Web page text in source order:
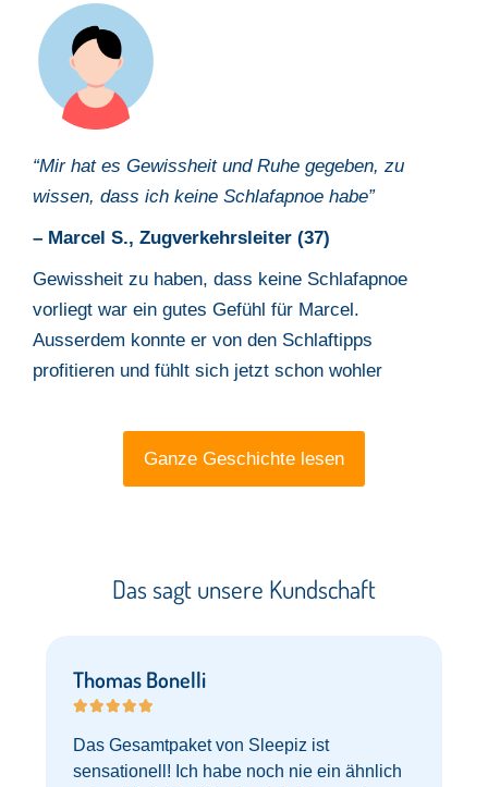
“Mir hat es Gewissheit und Ruhe gegeben, zu
wissen, dass ich keine Schlafapnoe habe”
– Marcel S., Zugverkehrsleiter (37)
Gewissheit zu haben, dass keine Schlafapnoe
vorliegt war ein gutes Gefühl für Marcel.
Ausserdem konnte er von den Schlaftipps
profitieren und fühlt sich jetzt schon wohler
Ganze Geschichte lesen
Das sagt unsere Kundschaft​
Thomas Bonelli

Das Gesamtpaket von Sleepiz ist
sensationell! Ich habe noch nie ein ähnlich